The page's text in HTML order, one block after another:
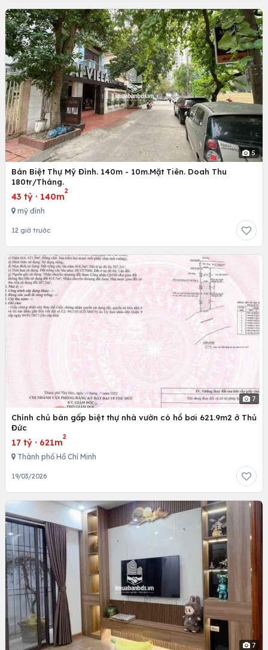
5
Bán Biệt Thự Mỹ Đình. 140m - 10m.Mặt Tiên. Doah Thu
180tr/Tháng.
43 tỷ · 140m
2
mỹ đình
12 giờ trước
7
Chính chủ bán gấp biệt thự nhà vườn có hồ bơi 621.9m2 ở Thủ
Đức
17 tỷ · 621m
2
Thành phố Hồ Chí Minh
19/03/2026
7